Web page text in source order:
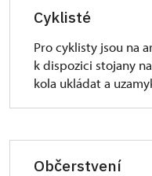
Cyklisté
Pro cyklisty jsou na
k dispozici stojany
kola ukládat a
Občerstvení